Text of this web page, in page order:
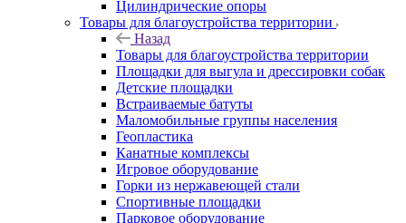
Цилиндрические опоры
Товары для благоустройства территории
Назад
Товары для благоустройства территории
Площадки для выгула и дрессировки собак
Детские площадки
Встраиваемые батуты
Маломобильные группы населения
Геопластика
Канатные комплексы
Игровое оборудование
Горки из нержавеющей стали
Спортивные площадки
Парковое оборудование